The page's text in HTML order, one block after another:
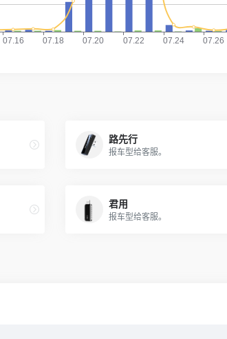
路先行
报车型给客服。
君用
报车型给客服。